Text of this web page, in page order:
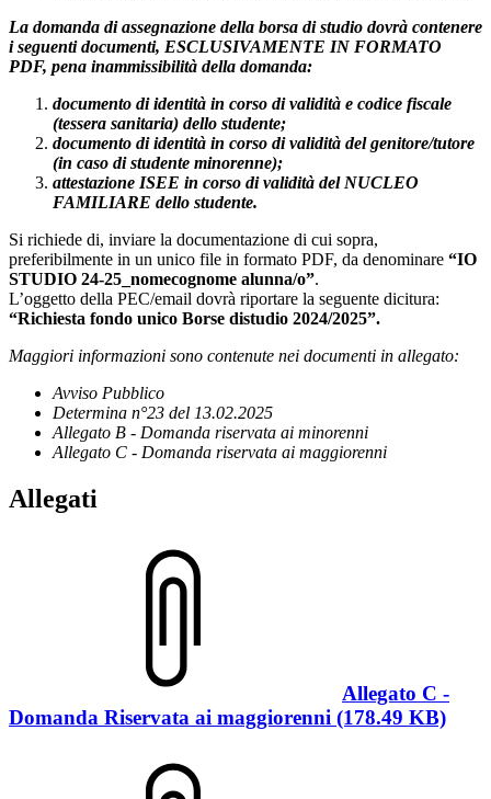
La domanda di assegnazione della borsa di studio dovrà contenere
i seguenti documenti, ESCLUSIVAMENTE IN FORMATO
PDF, pena inammissibilità della domanda:
documento di identità in corso di validità e codice fiscale
(tessera sanitaria) dello studente;
documento di identità in corso di validità del genitore/tutore
(in caso di studente minorenne);
attestazione ISEE in corso di validità del NUCLEO
FAMILIARE dello studente.
Si richiede di, inviare la documentazione di cui sopra,
preferibilmente in un unico file in formato PDF, da denominare “IO
STUDIO 24-25_nomecognome alunna/o”.
L’oggetto della PEC/email dovrà riportare la seguente dicitura:
“Richiesta fondo unico Borse distudio 2024/2025”.
Maggiori informazioni sono contenute nei documenti in allegato:
Avviso Pubblico
Determina n°23 del 13.02.2025
Allegato B - Domanda riservata ai minorenni
Allegato C - Domanda riservata ai maggiorenni
Allegati
Allegato C -
Domanda Riservata ai maggiorenni (178.49 KB)